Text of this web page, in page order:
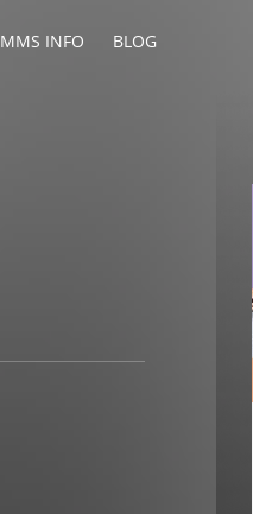
INFO BLOG